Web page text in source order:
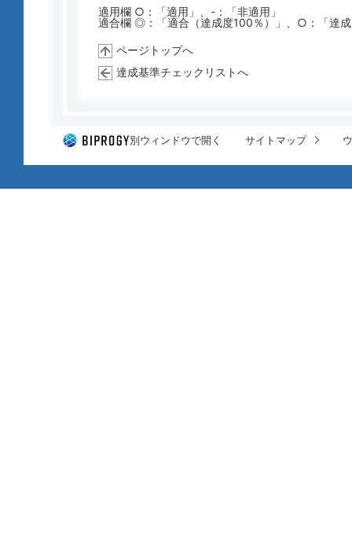
適用欄 ○：「適用」、-：「非適用」
適合欄 ◎：「適合（達成度100％）」、○：「達
ページトップへ
達成基準チェックリストへ
別ウィンドウで開く サイトマップ